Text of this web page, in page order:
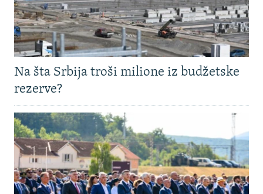
Na šta Srbija troši milione iz budžetske
rezerve?